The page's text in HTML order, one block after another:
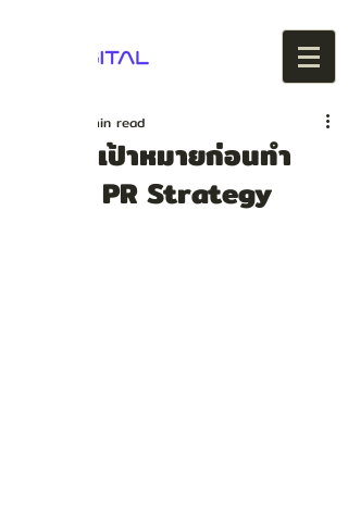
รู้ใจกลุ่มเป้าหมายก่อนทำ
Digital PR Strategy
1 min read